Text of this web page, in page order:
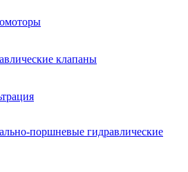
клапаны
поршневые гидравлические